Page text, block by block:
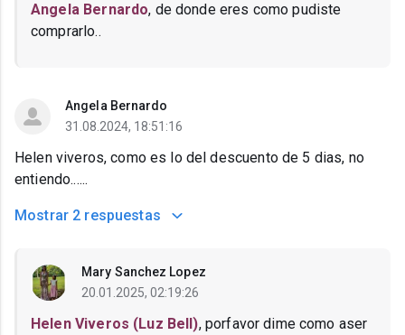
Angela Bernardo, de donde eres como pudiste
comprarlo..
Angela Bernardo
31.08.2024, 18:51:16
Helen viveros, como es lo del descuento de 5 dias, no
entiendo......
Mostrar 2 respuestas
Mary Sanchez Lopez
20.01.2025, 02:19:26
Helen Viveros (Luz Bell), porfavor dime como aser